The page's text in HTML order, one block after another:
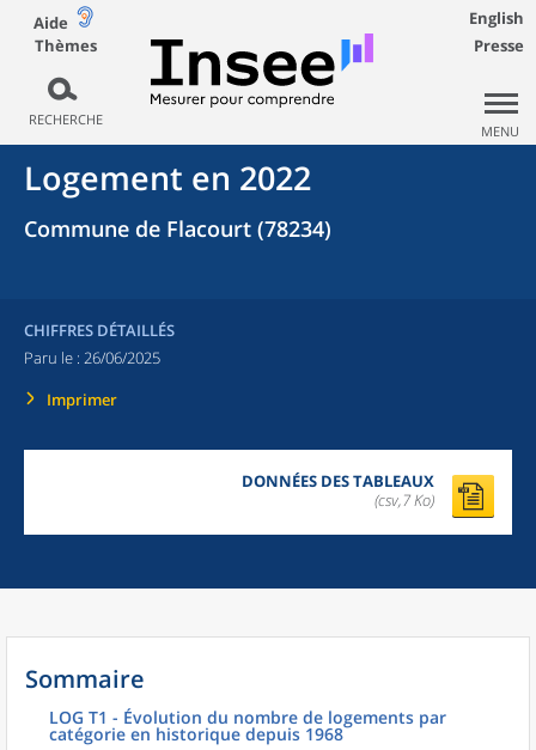
Aide
Thèmes
RECHERCHE
English
Presse
MENU
Logement en 2022
Commune de Flacourt (78234)
CHIFFRES DÉTAILLÉS
Paru le : 26/06/2025
Imprimer
DONNÉES DES TABLEAUX
(csv,7 Ko)
Sommaire
LOG T1 - Évolution du nombre de logements par
catégorie en historique depuis 1968